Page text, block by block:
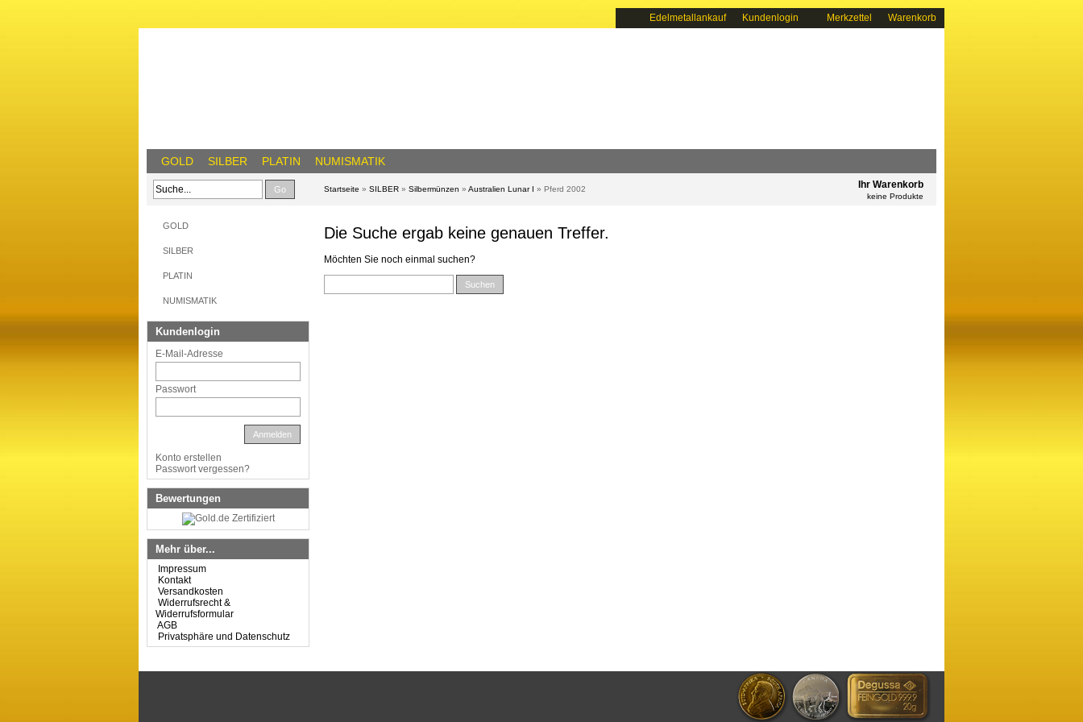
Edelmetallankauf Kundenlogin Merkzettel Warenkorb
GOLD SILBER PLATIN NUMISMATIK
Go Startseite » SILBER » Silbermünzen » Australien Lunar I » Pferd 2002 Ihr Warenkorb
keine Produkte
Die Suche ergab keine genauen Treffer.
Möchten Sie noch einmal suchen?
Suchen
GOLD
SILBER
PLATIN
NUMISMATIK
Kundenlogin
E-Mail-Adresse
Passwort
Anmelden
Konto erstellen
Passwort vergessen?
Bewertungen
Mehr über...
Impressum
Kontakt
Versandkosten
Widerrufsrecht &
Widerrufsformular
AGB
Privatsphäre und Datenschutz